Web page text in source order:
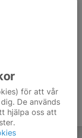
för att vår
De används
hjälpa oss att